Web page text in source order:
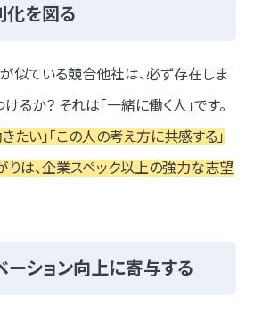
化を図る
似ている競合他社は、必ず存在しま
るか？ それは「一緒に働く人」です。
たい」「この人の考え方に共感する」
りは、企業スペック以上の強力な志望
ーション向上に寄与する